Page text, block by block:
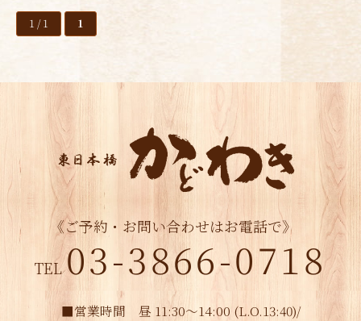
1 / 1 1
《ご予約・お問い合わせはお電話で》
TEL03-3866-0718
■営業時間 昼 11:30～14:00 (L.O.13:40)/